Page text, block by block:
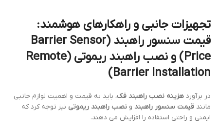
تجهیزات جانبی و راهکارهای هوشمند:
قیمت سنسور راهبند (Barrier Sensor
Price) و نصب راهبند ریموتی (Remote
Barrier Installation)
در برآورد هزینه نصب راهبند فک، باید به قیمت و اهمیت لوازم جانبی
مانند قیمت سنسور راهبند و نصب راهبند ریموتی نیز توجه کرد که
ایمنی و راحتی استفاده را افزایش می دهند.